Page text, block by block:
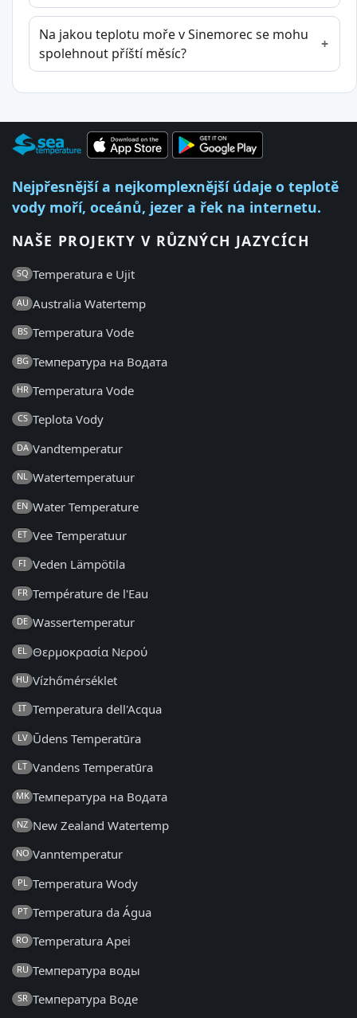
Na jakou teplotu moře v Sinemorec se mohu
spolehnout příští měsíc?
Nejpřesnější a nejkomplexnější údaje o teplotě
vody moří, oceánů, jezer a řek na internetu.
NAŠE PROJEKTY V RŮZNÝCH JAZYCÍCH
SQ Temperatura e Ujit
AU Australia Watertemp
BS Temperatura Vode
BG Температура на Водата
HR Temperatura Vode
CS Teplota Vody
DA Vandtemperatur
NL Watertemperatuur
EN Water Temperature
ET Vee Temperatuur
FI Veden Lämpötila
FR Température de l'Eau
DE Wassertemperatur
EL Θερμοκρασία Νερού
HU Vízhőmérséklet
IT Temperatura dell'Acqua
LV Ūdens Temperatūra
LT Vandens Temperatūra
MK Температура на Водата
NZ New Zealand Watertemp
NO Vanntemperatur
PL Temperatura Wody
PT Temperatura da Água
RO Temperatura Apei
RU Температура воды
SR Температура Воде